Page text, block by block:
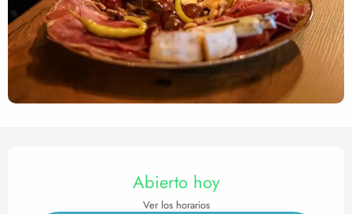
Horarios y datos de
Abierto hoy
Ver los horarios